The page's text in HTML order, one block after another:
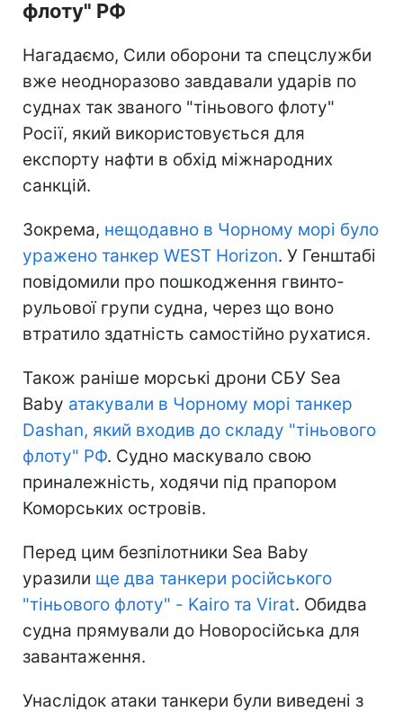
флоту" РФ
Нагадаємо, Сили оборони та спецслужби
вже неодноразово завдавали ударів по
суднах так званого "тіньового флоту"
Росії, який використовується для
експорту нафти в обхід міжнародних
санкцій.
Зокрема, нещодавно в Чорному морі було
уражено танкер WEST Horizon. У Генштабі
повідомили про пошкодження гвинто-
рульової групи судна, через що воно
втратило здатність самостійно рухатися.
Також раніше морські дрони СБУ Sea
Baby атакували в Чорному морі танкер
Dashan, який входив до складу "тіньового
флоту" РФ. Судно маскувало свою
приналежність, ходячи під прапором
Коморських островів.
Перед цим безпілотники Sea Baby
уразили ще два танкери російського
"тіньового флоту" - Kairo та Virat. Обидва
судна прямували до Новоросійська для
завантаження.
Унаслідок атаки танкери були виведені з